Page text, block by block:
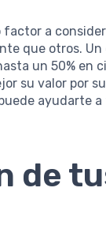
factor a
que otros.
un 50% en
su valor por
ayudarte
de